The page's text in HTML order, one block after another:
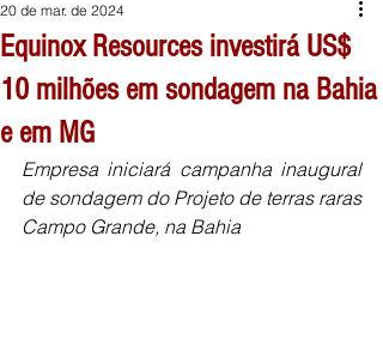
Equinox Resources investirá US$
10 milhões em sondagem na Bahia
e em MG
20 de mar. de 2024
Empresa iniciará campanha inaugural
de sondagem do Projeto de terras raras
Campo Grande, na Bahia